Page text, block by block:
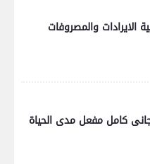
الايرادات والمصروفات
كامل مفعل مدى الحياة